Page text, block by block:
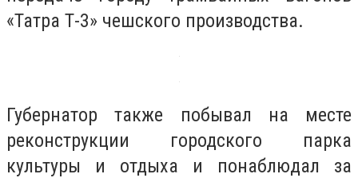
«Татра Т-3» чешского производства.
Губернатор также побывал на месте
реконструкции городского парка
культуры и отдыха и понаблюдал за